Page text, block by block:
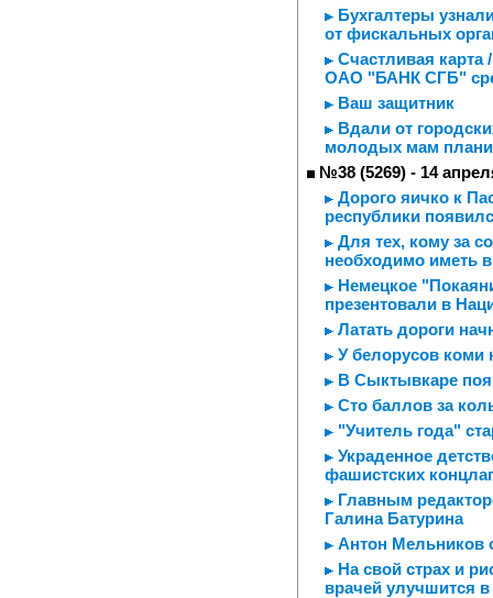
Бухгалтеры
от фискальных
Счастливая
ОАО "БАНК СГБ"
Ваш защитник
Вдали от
молодых мам
№38 (5269) - 14
Дорого яичко к
республики
Для тех, кому за
необходимо иметь
Немецкое
презентовали в
Латать дороги
У белорусов
В Сыктывкаре
Сто баллов за
"Учитель года"
Украденное
фашистских
Главным
Галина Батурина
Антон Мельников
На свой страх и
врачей улучшится в